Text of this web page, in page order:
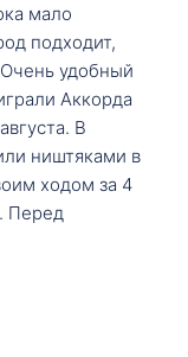
мало
подходит,
удобный
Аккорда
В
ништяками в
ходом за 4
Перед